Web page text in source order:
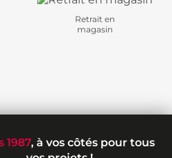
Retrait en
magasin
1987, à vos côtés pour tous